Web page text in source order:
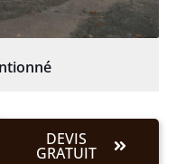
DEVIS
GRATUIT